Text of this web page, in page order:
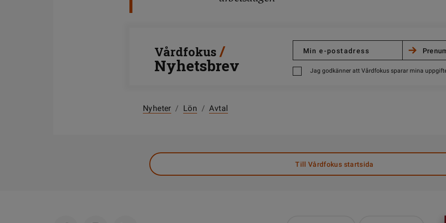
Vårdfokus /
Nyhetsbrev Jag godkänner att Vårdfokus sparar mina
Nyheter / Lön / Avtal
Till Vårdfokus startsida